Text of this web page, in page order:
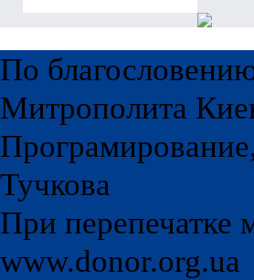
По
Митрополита
Тучкова
При перепечатке
www.donor.org.ua